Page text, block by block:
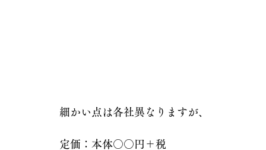
細かい点は各社異なりますが、
定価：本体○○円＋税